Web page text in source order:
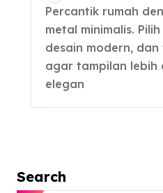
Percantik rumah dengan genteng
metal minimalis.
desain modern,
agar tampilan lebih
elegan
Search